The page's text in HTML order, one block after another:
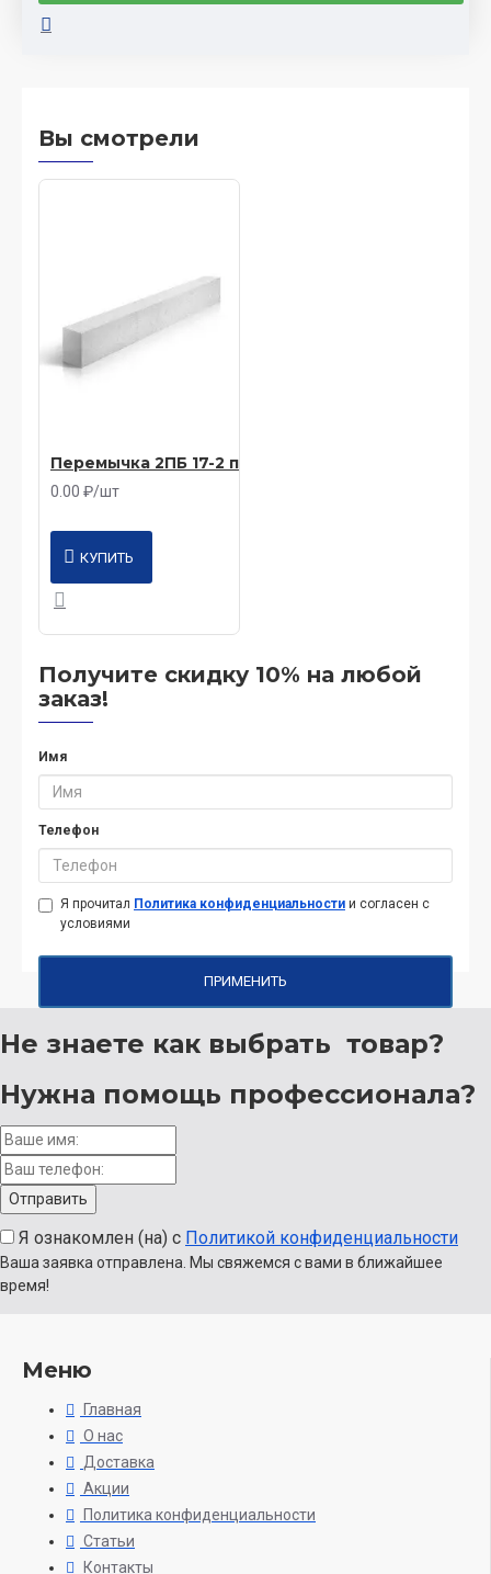
Вы смотрели
Перемычка 2ПБ 17-2 п
0.00 ₽/шт
КУПИТЬ
Получите скидку 10% на любой
заказ!
Имя
Телефон
Я прочитал Политика конфиденциальности и согласен с
условиями
ПРИМЕНИТЬ
Не знаете как выбрать товар?
Нужна помощь профессионала?
Я ознакомлен (на) с Политикой конфиденциальности
Ваша заявка отправлена. Мы свяжемся с вами в ближайшее
время!
Меню
Главная
О нас
Доставка
Акции
Политика конфиденциальности
Статьи
Контакты